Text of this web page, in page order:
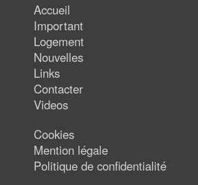
Accueil
Important
Logement
Nouvelles
Links
Contacter
Videos
Cookies
Mention légale
Politique de confidentialité